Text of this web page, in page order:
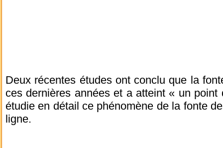
Deux récentes études ont conclu que la
ces dernières années et a atteint « un point
étudie en détail ce phénomène de la fonte
ligne.